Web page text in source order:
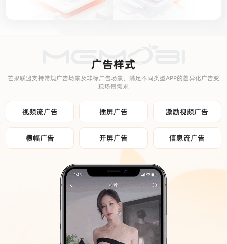
广告样式
芒果联盟支持常规广告场景及非标广告场景，满足不同类型APP的差异化广告变
现场景需求
视频流广告 插屏广告 激励视频广告
横幅广告 开屏广告 信息流广告